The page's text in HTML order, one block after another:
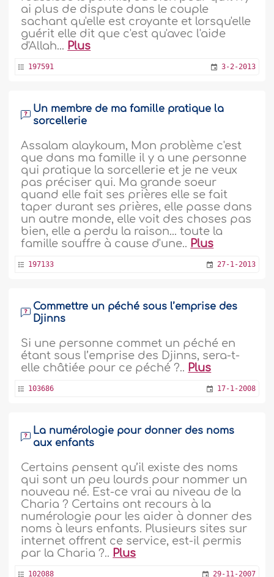
ai plus de dispute dans le couple
sachant qu'elle est croyante et lorsqu'elle
guérit elle dit que c'est qu'avec l'aide
d'Allah... Plus
197591 3-2-2013
Un membre de ma famille pratique la
sorcellerie
Assalam alaykoum, Mon problème c'est
que dans ma famille il y a une personne
qui pratique la sorcellerie et je ne veux
pas préciser qui. Ma grande soeur
quand elle fait ses prières elle se fait
taper durant ses prières, elle passe dans
un autre monde, elle voit des choses pas
bien, elle a perdu la raison... toute la
famille souffre à cause d'une.. Plus
197133 27-1-2013
Commettre un péché sous l’emprise des
Djinns
Si une personne commet un péché en
étant sous l’emprise des Djinns, sera-t-
elle châtiée pour ce péché ?.. Plus
103686 17-1-2008
La numérologie pour donner des noms
aux enfants
Certains pensent qu’il existe des noms
qui sont un peu lourds pour nommer un
nouveau né. Est-ce vrai au niveau de la
Charia ? Certains ont recours à la
numérologie pour les aider à donner des
noms à leurs enfants. Plusieurs sites sur
internet offrent ce service, est-il permis
par la Charia ?.. Plus
102088 29-11-2007